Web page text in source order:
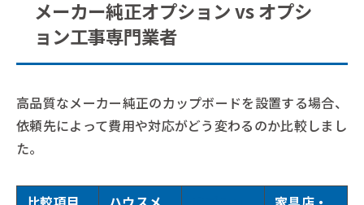
メーカー純正オプション vs オプシ
ョン工事専門業者
高品質なメーカー純正のカップボードを設置する場合、
依頼先によって費用や対応がどう変わるのか比較しまし
た。